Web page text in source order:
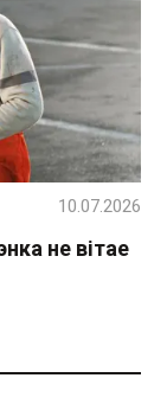
не вітае
10.07.2026